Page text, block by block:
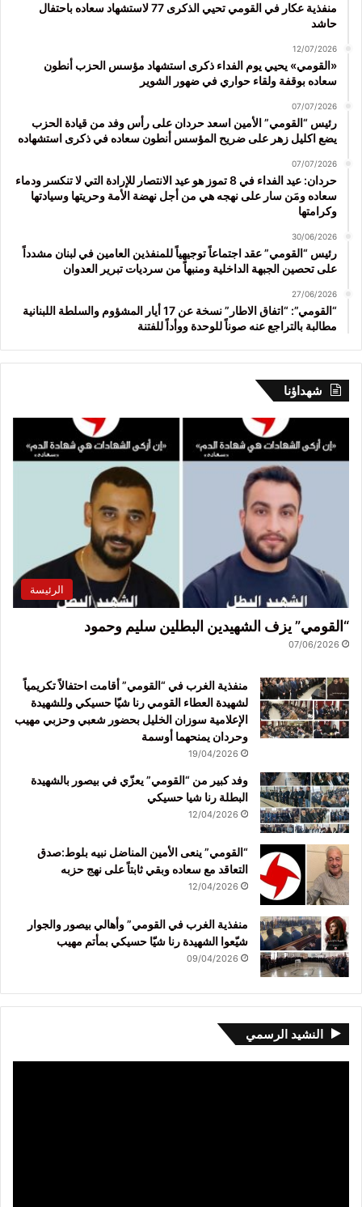
منفذية عكار في القومي تحيي الذكرى 77 لاستشهاد سعاده باحتفال
حاشد
12/07/2026
«القومي» يحيي يوم الفداء ذكرى استشهاد مؤسس الحزب أنطون
سعاده بوقفة ولقاء حواري في ضهور الشوير
07/07/2026
رئيس “القومي” الأمين اسعد حردان على رأس وفد من قيادة الحزب
يضع اكليل زهر على ضريح المؤسس أنطون سعاده في ذكرى استشهاده
07/07/2026
حردان: عيد الفداء في 8 تموز هو عيد الانتصار للإرادة التي لا تنكسر ودماء
سعاده ومَن سار على نهجه هي من أجل نهضة الأمة وحريتها وسيادتها
وكرامتها
30/06/2026
رئيس “القومي” عقد اجتماعاً توجيهياً للمنفذين العامين في لبنان مشدداً
على تحصين الجبهة الداخلية ومنبهاً من سرديات تبرير العدوان
27/06/2026
“القومي”: “اتفاق الاطار” نسخة عن 17 أيار المشؤوم والسلطة اللبنانية
مطالبة بالتراجع عنه صوناً للوحدة ووأداً للفتنة
شهداؤنا
الرئيسة
“القومي” يزف الشهيدين البطلين سليم وحمود
07/06/2026
منفذية الغرب في “القومي” أقامت احتفالاً تكريمياً
لشهيدة العطاء القومي رنا شيّا حسيكي وللشهيدة
الإعلامية سوزان الخليل بحضور شعبي وحزبي مهيب
وحردان يمنحهما أوسمة
19/04/2026
وفد كبير من “القومي” يعزّي في بيصور بالشهيدة
البطلة رنا شيا حسيكي
12/04/2026
“القومي” ينعى الأمين المناضل نبيه بلوط:صدق
التعاقد مع سعاده وبقي ثابتاً على نهج حزبه
12/04/2026
منفذية الغرب في القومي” وأهالي بيصور والجوار
شيّعوا الشهيدة رنا شيّا حسيكي بمأتم مهيب
09/04/2026
النشيد الرسمي